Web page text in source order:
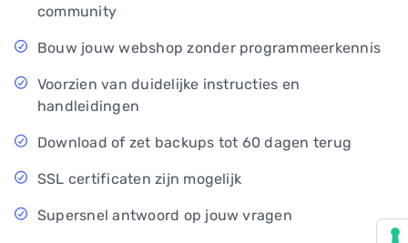
community
Bouw jouw webshop zonder programmeerkennis
Voorzien van duidelijke instructies en
handleidingen
Download of zet backups tot 60 dagen terug
SSL certificaten zijn mogelijk
Supersnel antwoord op jouw vragen